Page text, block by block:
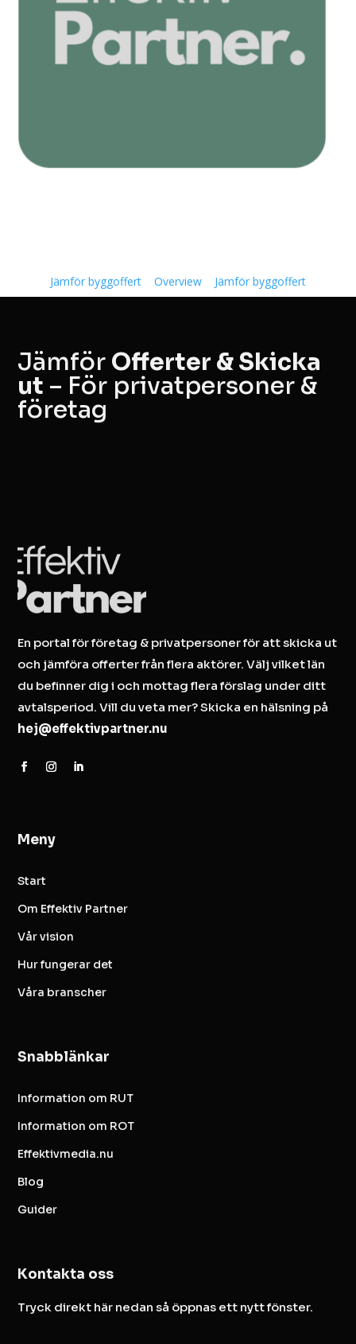
Jämför byggoffert Overview Jämför byggoffert
Jämför Offerter & Skicka
ut – För privatpersoner &
företag
En portal för företag & privatpersoner för att skicka ut
och jämföra offerter från flera aktörer. Välj vilket län
du befinner dig i och mottag flera förslag under ditt
avtalsperiod. Vill du veta mer? Skicka en hälsning på
hej@effektivpartner.nu
Meny
Start
Om Effektiv Partner
Vår vision
Hur fungerar det
Våra branscher
Snabblänkar
Information om RUT
Information om ROT
Effektivmedia.nu
Blog
Guider
Kontakta oss
Tryck direkt här nedan så öppnas ett nytt fönster.